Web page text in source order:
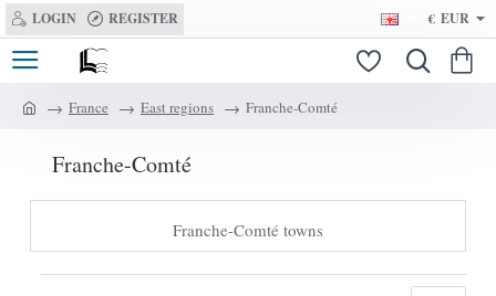
LOGIN REGISTER € EUR
France East regions Franche-Comté
Franche-Comté
Franche-Comté towns